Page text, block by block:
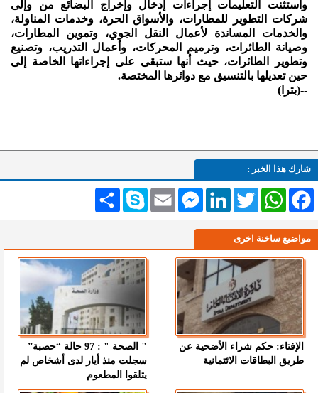
واستثنت التعليمات إجراءات إدخال وإخراج البضائع من وإلى
شركات التطوير للمطارات، والأسواق الحرة، وخدمات المناولة،
والخدمات المساندة لأعمال النقل الجوي، وتموين المطارات،
وصيانة الطائرات، وترميم المحركات، وأعمال التدريب، وتصنيع
وتطوير الطائرات، حيث أنها ستبقى على إجراءاتها الخاصة إلى
حين تعديلها بالتنسيق مع دوائرها المختصة.
--(بترا)
شارك هذا الخبر :
انشر Skype Email
MessengerLinkedInTwitterWhatsAppFacebook
مواضيع ساخنة اخرى
الإفتاء: حكم شراء الأضحية عن
طريق البطاقات الائتمانية
" الصحة " : 97 حالة “حصبة”
سجلت منذ أيار لدى أشخاص لم
يتلقوا المطعوم